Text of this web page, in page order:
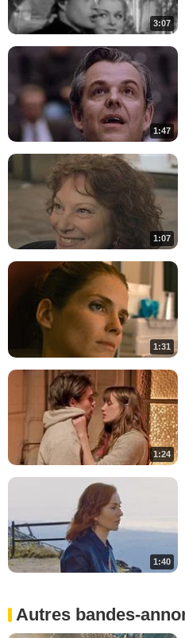
3:07
1:47
1:07
1:31
1:24
1:40
Autres bandes-